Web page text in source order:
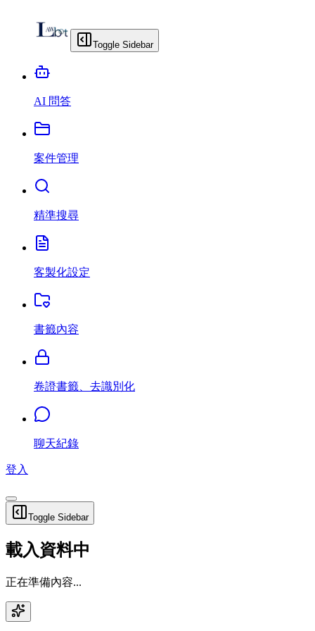
Toggle Sidebar
AI 問答
案件管理
精準搜尋
客製化設定
書籤內容
卷證書籤、去識別化
聊天紀錄
登入
Toggle Sidebar
載入資料中
正在準備內容...